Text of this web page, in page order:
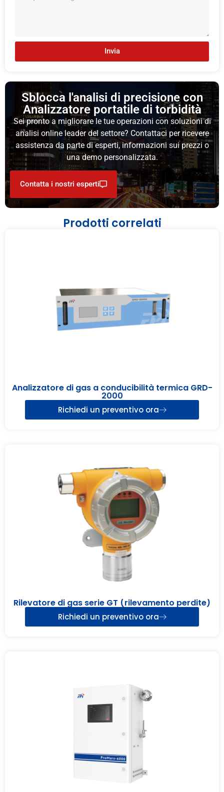
Invia
Sblocca l'analisi di precisione con
Analizzatore portatile di torbidità
Sei pronto a migliorare le tue operazioni con soluzioni di
analisi online leader del settore? Contattaci per ricevere
assistenza da parte di esperti, informazioni sui prezzi o
una demo personalizzata.
Contatta i nostri esperti
Prodotti correlati
Analizzatore di gas a conducibilità termica GRD-
2000
Richiedi un preventivo ora
Rilevatore di gas serie GT (rilevamento perdite)
Richiedi un preventivo ora